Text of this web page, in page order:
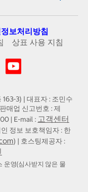
보처리방침
상표 사용 지침
3) | 대표자 : 조민수
매업 신고번호 : 제
| E-mail : 고객센터
정보 보호책임자 : 한
) | 호스팅제공자 :
운영(심사받지 않은 물